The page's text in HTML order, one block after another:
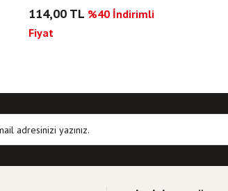
114,00 TL %40 İndirimli
Fiyat